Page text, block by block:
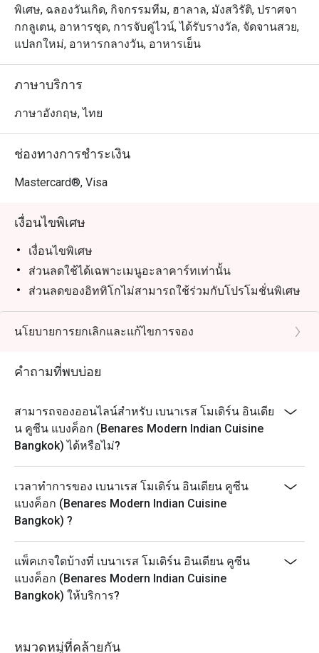
เคมีและฟิสิกส์มาใช้ประกอบการทำอาหารเพื่อสร้างรูปแบบ
ที่ตื่นตาและแปลกใหม่ แต่ถึงกระนั้นก็ยังสามารถพาคุณย้อน
เวลากลับไปสัมผัสกับกลิ่นอายของอาหารอินเดียดั้งเดิมจาก
ความเป็นอินเดียนปรากฎให้เห็นโดดเด่นอย่างน่าประหลาด
ใจจนสามารถสัมผัสได้ชัดเจนตั้งแต่คำแรก นอกจากนี้อาหาร
พิเศษ, ฉลองวันเกิด, กิจกรรมทีม, ฮาลาล, มังสวิรัติ, ปราศจา
กกลูเตน, อาหารชุด, การจับคู่ไวน์, ได้รับรางวัล, จัดจานสวย,
แปลกใหม่, อาหารกลางวัน, อาหารเย็น
ภาษาบริการ
ภาษาอังกฤษ, ไทย
ช่องทางการชำระเงิน
Mastercard®, Visa
เงื่อนไขพิเศษ
เงื่อนไขพิเศษ
ส่วนลดใช้ได้เฉพาะเมนูอะลาคาร์ทเท่านั้น
ส่วนลดของอิททิโกไม่สามารถใช้ร่วมกับโปรโมชั่นพิเศษ
ของทางร้านหรือเมนูพิเศษได้
เมนู Treasure of Benares ไม่สามารถใช้ร่วมกับส่วนลด
ก่อนเท่านั้น
นโยบายการยกเลิกและแก้ไขการจอง
คำถามที่พบบ่อย
สามารถจองออนไลน์สำหรับ เบนาเรส โมเดิร์น อินเดีย
น คูซีน แบงค็อก (Benares Modern Indian Cuisine
Bangkok) ได้หรือไม่?
เวลาทำการของ เบนาเรส โมเดิร์น อินเดียน คูซีน
แบงค็อก (Benares Modern Indian Cuisine
Bangkok) ?
แพ็คเกจใดบ้างที่ เบนาเรส โมเดิร์น อินเดียน คูซีน
แบงค็อก (Benares Modern Indian Cuisine
Bangkok) ให้บริการ?
หมวดหมู่ที่คล้ายกัน